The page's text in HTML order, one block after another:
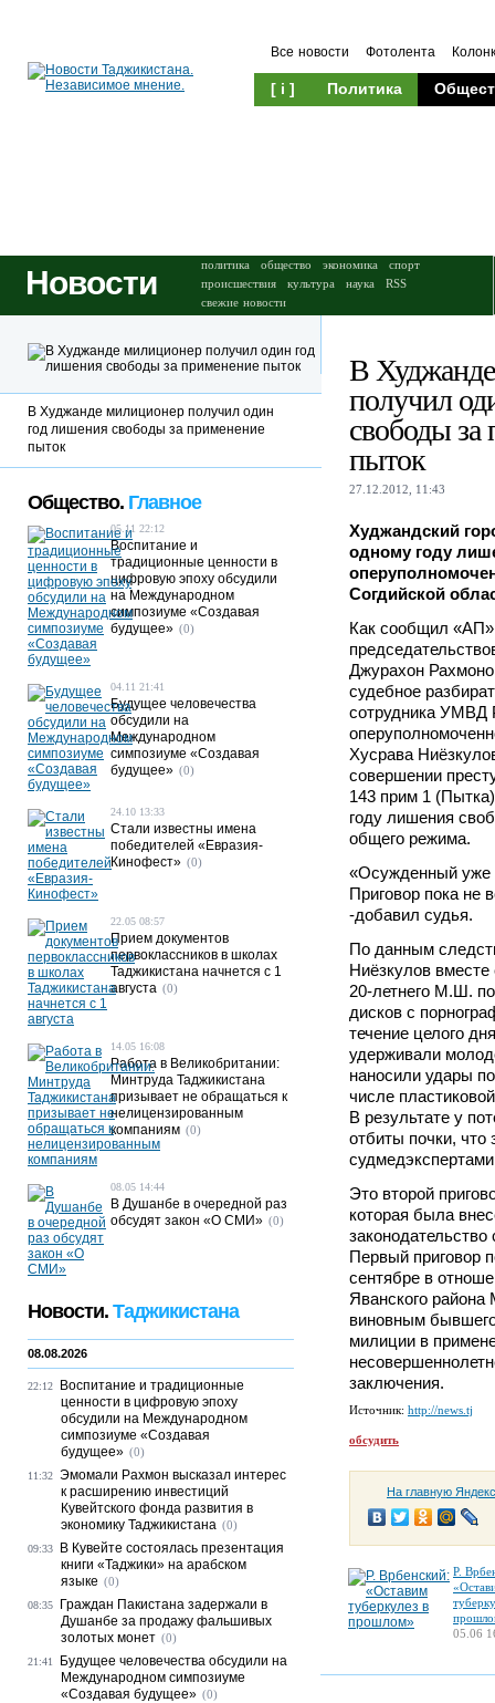
Все новости Фотолента
[ i ] Политика
Новости политика общество экономика
спорт
происшествия
культура наука
RSS
свежие новости
В
получил
свободы за
пыток
27.12.2012, 11:43
Худжандский
одному году
Согдийской
Как сообщил «АП»
Джурахон
судебное
сотрудника УМВД
Хусрава
совершении
143 прим 1
году лишения
общего режима.
«Осужденный уже
Приговор пока не
-добавил судья.
По данным
Ниёзкулов
20-летнего М.Ш.
дисков с
течение целого
удерживали
наносили удары
числе
В результате у
отбиты почки, что
Это второй
которая была
законодательство
Первый приговор
сентябре в
Яванского
виновным бывшего
милиции в
заключения.
Источник: http://news.tj
обсудить
На главную
Р.
05.06
В Худжанде милиционер получил один
год лишения свободы за применение
пыток
Общество. Главное
05.11 22:12
Воспитание и
традиционные ценности в
цифровую эпоху обсудили
на Международном
симпозиуме «Создавая
будущее» (0)
04.11 21:41
Будущее человечества
обсудили на
Международном
симпозиуме «Создавая
будущее» (0)
24.10 13:33
Стали известны имена
победителей «Евразия-
Кинофест» (0)
22.05 08:57
Прием документов
первоклассников в школах
Таджикистана начнется с 1
августа (0)
14.05 16:08
Работа в Великобритании:
Минтруда Таджикистана
призывает не обращаться к
нелицензированным
компаниям (0)
08.05 14:44
В Душанбе в очередной раз
обсудят закон «О СМИ» (0)
Новости. Таджикистана
08.08.2026
22:12
Воспитание и традиционные
ценности в цифровую эпоху
обсудили на Международном
симпозиуме «Создавая
будущее» (0)
11:32 Эмомали Рахмон высказал интерес
к расширению инвестиций
Кувейтского фонда развития в
экономику Таджикистана (0)
09:33
В Кувейте состоялась презентация
книги «Таджики» на арабском
языке (0)
08:35
Граждан Пакистана задержали в
Душанбе за продажу фальшивых
золотых монет (0)
21:41
Будущее человечества обсудили на
Международном симпозиуме
«Создавая будущее» (0)